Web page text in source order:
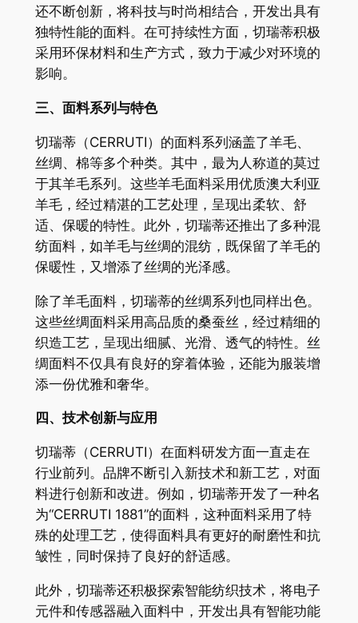
还不断创新，将科技与时尚相结合，开发出具有
独特性能的面料。在可持续性方面，切瑞蒂积极
采用环保材料和生产方式，致力于减少对环境的
影响。
三、面料系列与特色
切瑞蒂（CERRUTI）的面料系列涵盖了羊毛、
丝绸、棉等多个种类。其中，最为人称道的莫过
于其羊毛系列。这些羊毛面料采用优质澳大利亚
羊毛，经过精湛的工艺处理，呈现出柔软、舒
适、保暖的特性。此外，切瑞蒂还推出了多种混
纺面料，如羊毛与丝绸的混纺，既保留了羊毛的
保暖性，又增添了丝绸的光泽感。
除了羊毛面料，切瑞蒂的丝绸系列也同样出色。
这些丝绸面料采用高品质的桑蚕丝，经过精细的
织造工艺，呈现出细腻、光滑、透气的特性。丝
绸面料不仅具有良好的穿着体验，还能为服装增
添一份优雅和奢华。
四、技术创新与应用
切瑞蒂（CERRUTI）在面料研发方面一直走在
行业前列。品牌不断引入新技术和新工艺，对面
料进行创新和改进。例如，切瑞蒂开发了一种名
为“CERRUTI 1881”的面料，这种面料采用了特
殊的处理工艺，使得面料具有更好的耐磨性和抗
皱性，同时保持了良好的舒适感。
此外，切瑞蒂还积极探索智能纺织技术，将电子
元件和传感器融入面料中，开发出具有智能功能